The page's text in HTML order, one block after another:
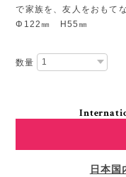
で家族を、友人をおもて
Φ122㎜ H55㎜
数量
日本国